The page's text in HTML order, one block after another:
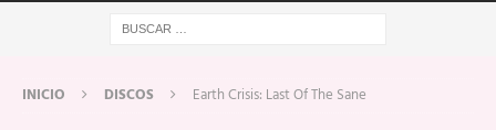
INICIO DISCOS Earth Crisis: Last Of The Sane